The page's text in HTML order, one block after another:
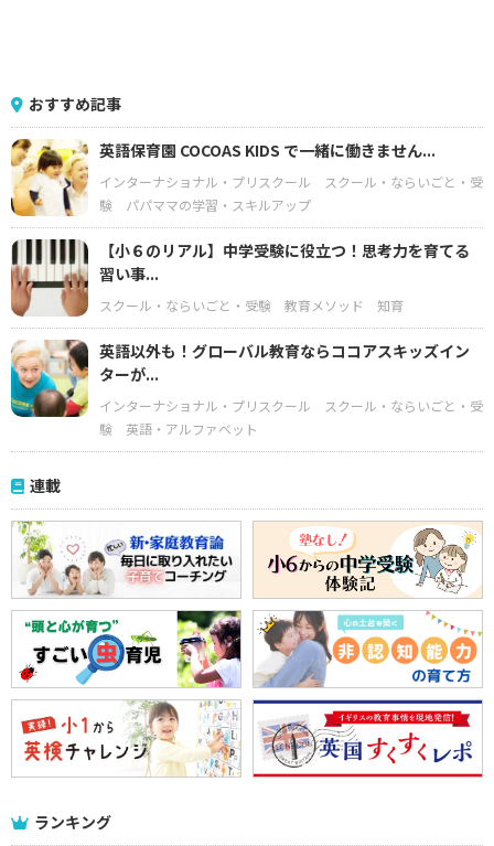
おすすめ記事
英語保育園 COCOAS KIDS で一緒に働きません...
インターナショナル・プリスクール
スクール・ならいごと・受
験
パパママの学習・スキルアップ
【小６のリアル】中学受験に役立つ！思考力を育てる
習い事...
スクール・ならいごと・受験 教育メソッド 知育
英語以外も！グローバル教育ならココアスキッズイン
ターが...
インターナショナル・プリスクール
スクール・ならいごと・受
験
英語・アルファベット
連載
ランキング